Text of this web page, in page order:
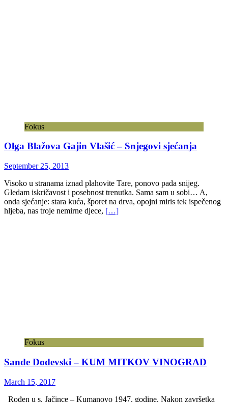
Fokus
Olga Blažova Gajin Vlašić – Snjegovi sjećanja
September 25, 2013
Visoko u stranama iznad plahovite Tare, ponovo pada snijeg.
Gledam iskričavost i posebnost trenutka. Sama sam u sobi… A,
onda sjećanje: stara kuća, šporet na drva, opojni miris tek ispečenog
hljeba, nas troje nemirne djece, […]
Fokus
Sande Dodevski – KUM MITKOV VINOGRAD
March 15, 2017
Rođen u s. Jačince – Kumanovo 1947. godine. Nakon završetka